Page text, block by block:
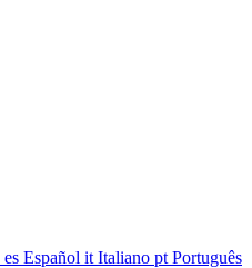
es Español it Italiano pt Português